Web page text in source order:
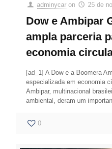
adminycar on 25 de
Dow e Ambipar
ampla parceria
economia
[ad_1] A Dow e a Boomera
especializada em economia
Ambipar, multinacional
ambiental, deram um
0